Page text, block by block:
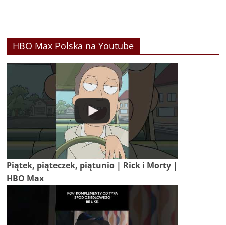
HBO Max Polska na Youtube
Piątek, piąteczek, piątunio | Rick i Morty |
HBO Max